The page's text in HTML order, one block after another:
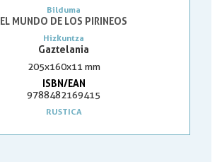
Bilduma
EL MUNDO DE LOS PIRINEOS
Hizkuntza
Gaztelania
205x160x11 mm
ISBN/EAN
9788482169415
RUSTICA